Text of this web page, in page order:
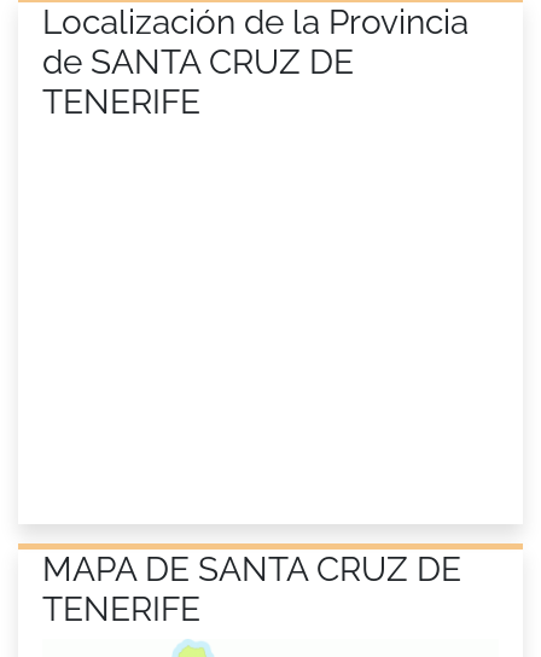
Localización de la Provincia
de SANTA CRUZ DE
TENERIFE
MAPA DE SANTA CRUZ DE
TENERIFE